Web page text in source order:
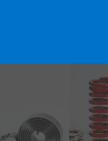
区等基础建设